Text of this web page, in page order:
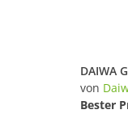
von
Bester